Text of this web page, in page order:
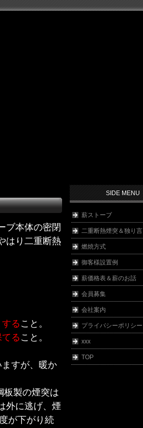
ブ本体の密閉
はり二重断熱
る こと。
る こと。
すが、暖か
製の煙突は
外に逃げ、煙
が下がり続
SIDE MENU
薪ストーブ
二重断熱煙突＆独り言
燃焼方式
御客様設置例
薪価格表＆薪のお話
会員募集
会社案内
プライバシーポリシー
xxx
TOP